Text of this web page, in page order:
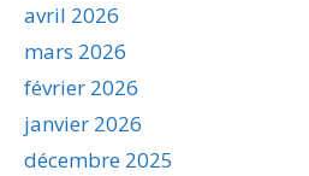
avril 2026
mars 2026
février 2026
janvier 2026
décembre 2025